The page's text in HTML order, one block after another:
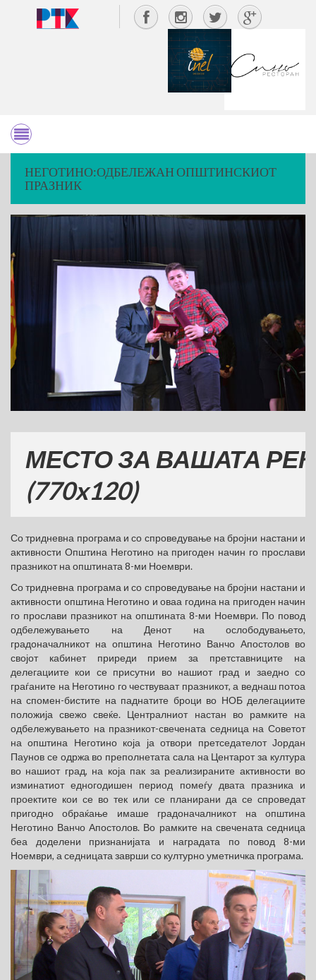
НЕГОТИНО:ОДБЕЛЕЖАН ОПШТИНСКИОТ
ПРАЗНИК
ЗА ВАШАТА
Со тридневна програма и со спроведување на бројни настани и
активности Општина Неготино на пригоден начин го прослави
празникот на општината 8-ми Ноември.
Со тридневна програма и со спроведување на бројни настани и
активности општина Неготино и оваа година на пригоден начин
го прослави празникот на општината 8-ми Ноември. По повод
одбележувањето на Денот на ослободувањето,
градоначалникот на општина Неготино Ванчо Апостолов во
својот кабинет приреди прием за претставниците на
делегациите кои се присутни во нашиот град и заедно со
граѓаните на Неготино го чествуваат празникот, а веднаш потоа
на спомен-бистите на паднатите броци во НОБ делегациите
положија свежо свеќе. Централниот настан во рамките на
одбележувањето на празникот-свечената седница на Советот
на општина Неготино која ја отвори претседателот Јордан
Паунов се одржа во преполнетата сала на Центарот за култура
во нашиот град, на која пак за реализираните активности во
изминатиот едногодишен период помеѓу двата празника и
проектите кои се во тек или се планирани да се спроведат
пригодно обраќање имаше градоначалникот на општина
Неготино Ванчо Апостолов. Во рамките на свечената седница
беа доделени признанијата и наградата по повод 8-ми
Ноември, а седницата заврши со културно уметничка програма.